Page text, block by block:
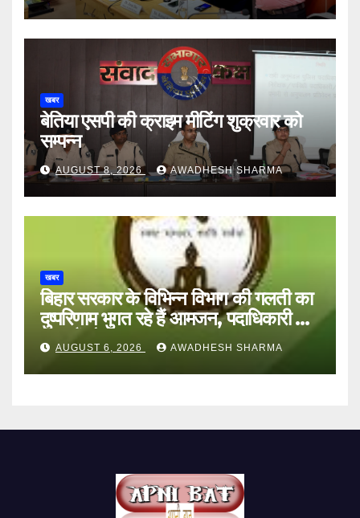
खबर
बेतिया एसपी की क्राइम मीटिंग शुक्रवार को
सम्पन्न
AUGUST 8, 2026 AWADHESH SHARMA
खबर
बिहार सरकार के विभिन्न विभाग की गलती का
दुष्परिणाम भुगत रहे हैं आमजन, पदाधिकारी और
अन्य हैं मौन
AUGUST 6, 2026 AWADHESH SHARMA